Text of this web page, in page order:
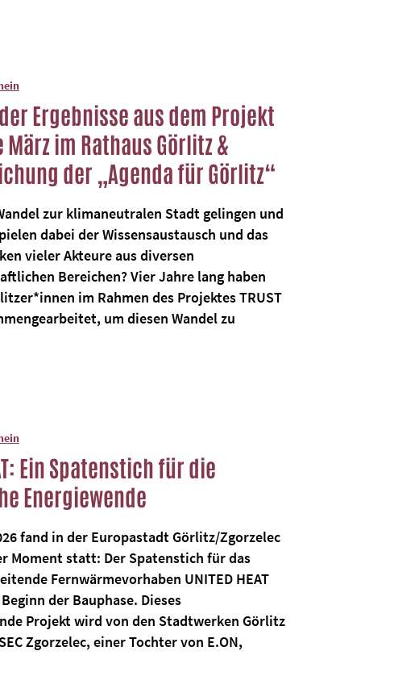
Ergebnisse aus dem Projekt
März im Rathaus Görlitz &
der „Agenda für Görlitz“
zur klimaneutralen Stadt gelingen und
dabei der Wissensaustausch und das
vieler Akteure aus diversen
Bereichen? Vier Jahre lang haben
im Rahmen des Projektes TRUST
um diesen Wandel zu
Ein Spatenstich für die
Energiewende
fand in der Europastadt Görlitz/Zgorzelec
Moment statt: Der Spatenstich für das
Fernwärmevorhaben UNITED HEAT
der Bauphase. Dieses
Projekt wird von den Stadtwerken Görlitz
Zgorzelec, einer Tochter von E.ON,